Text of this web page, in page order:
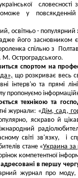
словесності
у повсякденній
освітньо - популярний
його засновником
спільно з
М. Остроградського.
спортом на
що розкриває весь
інтерв'ю та прямі
пропонуємо
технікою та
журнали: «Дім, сад,
яскраво й
світі зв'язку, і
стане «Украина за
компетентної
в першу
журнал про моду,